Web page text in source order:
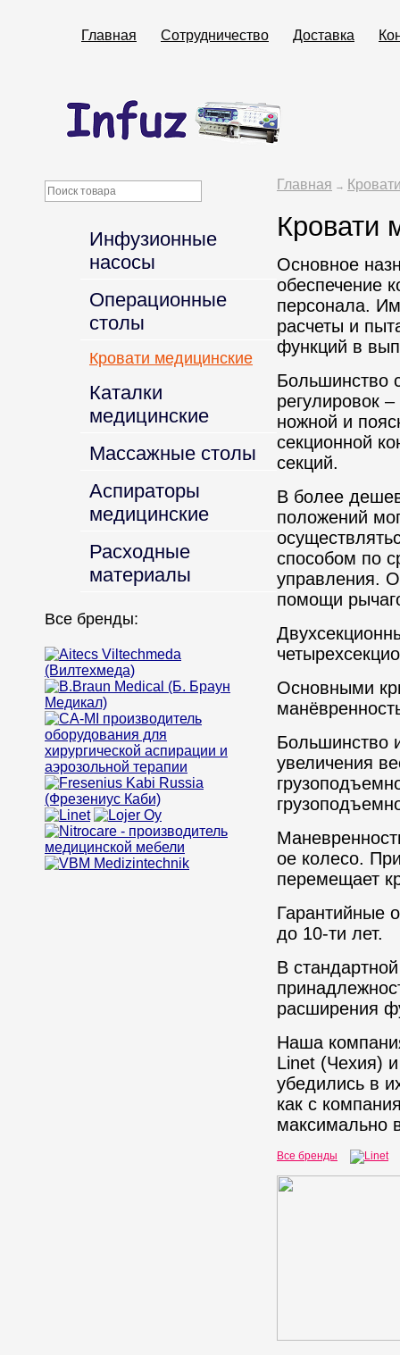
Главная Сотрудничество Доставка
Главная →
Кровати
Основное
обеспечение
персонала.
расчеты и
функций в
Большинство
регулировок
ножной и
секционной
секций.
В более
положений
способом по
управления.
помощи
Основными
Большинство
увеличения
ое колесо.
перемещает
Гарантийные
до 10-ти лет.
В
расширения
Наша
Linet (Чехия)
убедились в
как с
максимально
Все бренды
Инфузионные
насосы
Операционные
столы
Кровати медицинские
Каталки
медицинские
Массажные столы
Аспираторы
медицинские
Расходные
материалы
Все бренды: